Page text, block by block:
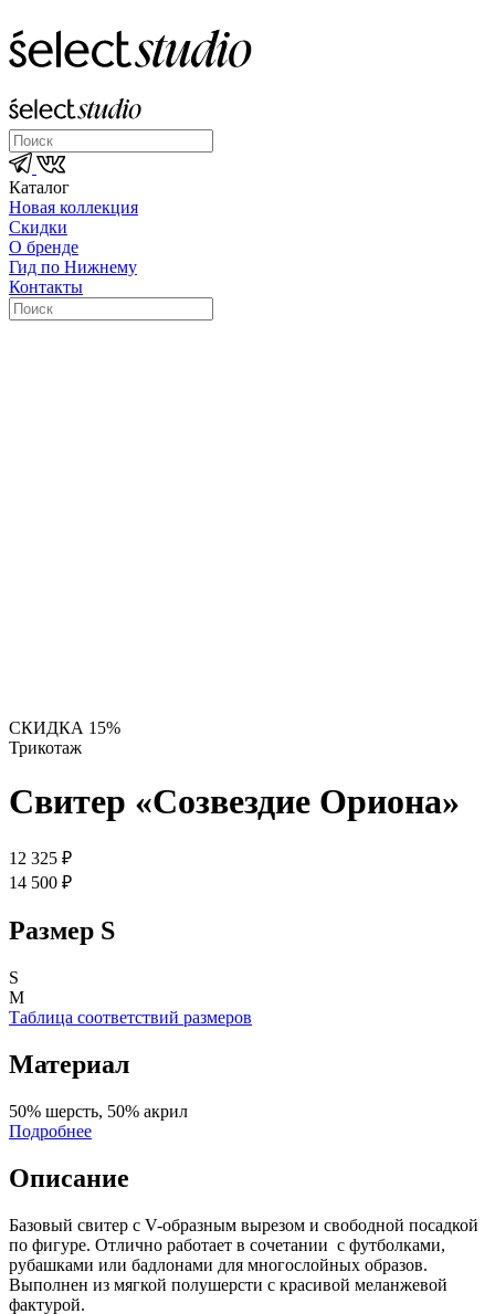
Каталог
Новая коллекция
Скидки
О бренде
Гид по Нижнему
Контакты
СКИДКА 15%
Трикотаж
Свитер «Созвездие Ориона»
12 325 ₽
14 500 ₽
Размер S
S
M
Таблица соответствий размеров
Материал
50% шерсть, 50% акрил
Подробнее
Описание
Базовый свитер с V-образным вырезом и свободной посадкой
по фигуре. Отлично работает в сочетании с футболками,
рубашками или бадлонами для многослойных образов.
Выполнен из мягкой полушерсти с красивой меланжевой
фактурой.